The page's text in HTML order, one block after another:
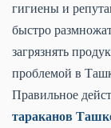
гигиены и
быстро
загрязнять
проблемой в
Правильное
тараканов